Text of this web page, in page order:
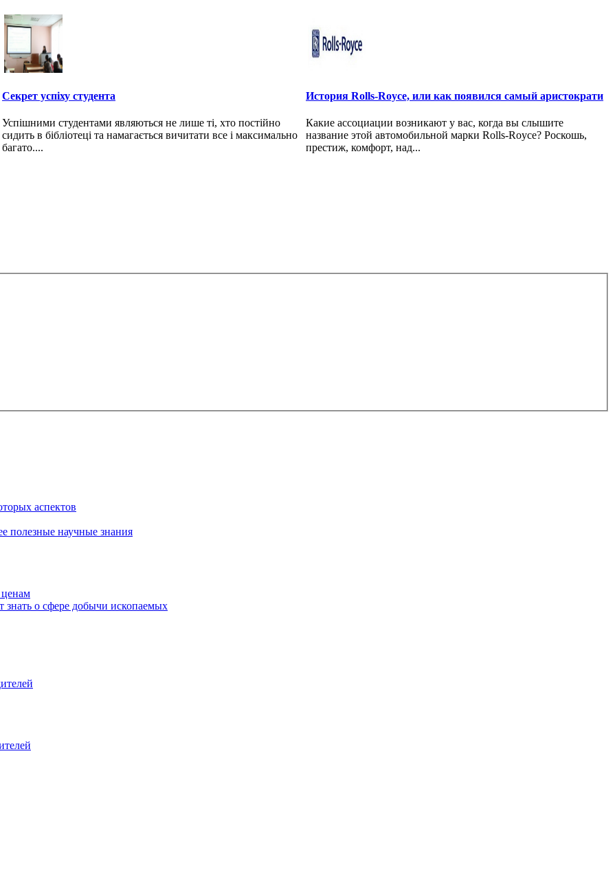
Секрет успіху студента
Успішними студентами являються не лише ті, хто постійно
сидить в бібліотеці та намагається вичитати все і максимально
багато....
История Rolls-Royce, или как появился самый аристократи
Какие ассоциации возникают у вас, когда вы слышите
название этой автомобильной марки Rolls-Royce? Роскошь,
престиж, комфорт, над...
аспектов
полезные научные знания
знать о сфере добычи ископаемых